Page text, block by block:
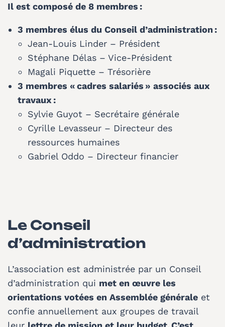
Il est composé de 8 membres :
3 membres élus du Conseil d’administration :
Jean-Louis Linder – Président
Stéphane Délas – Vice-Président
Magali Piquette – Trésorière
3 membres « cadres salariés » associés aux
travaux :
Sylvie Guyot – Secrétaire générale
Cyrille Levasseur – Directeur des
ressources humaines
Gabriel Oddo – Directeur financier
Le Conseil
d’administration
L’association est administrée par un Conseil
d’administration qui met en œuvre les
orientations votées en Assemblée générale et
confie annuellement aux groupes de travail